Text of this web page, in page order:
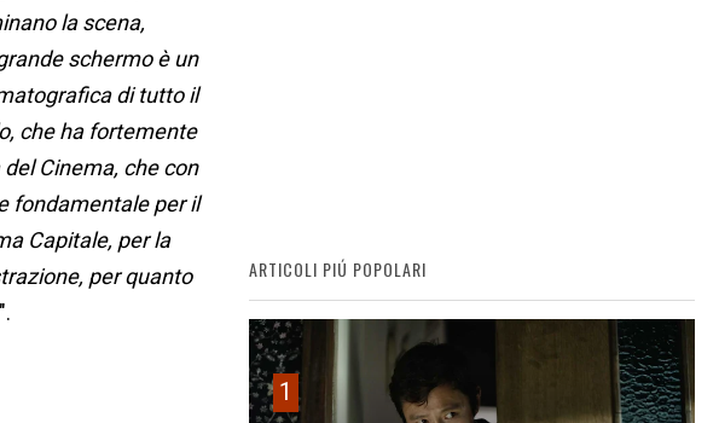
la scena,
schermo è un
di tutto il
che ha fortemente
Cinema, che con
fondamentale per il
Capitale, per la
per quanto
".
ARTICOLI PIÚ POPOLARI
1